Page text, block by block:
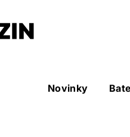
Hlavní
Novinky
Nástroje sub-navigation